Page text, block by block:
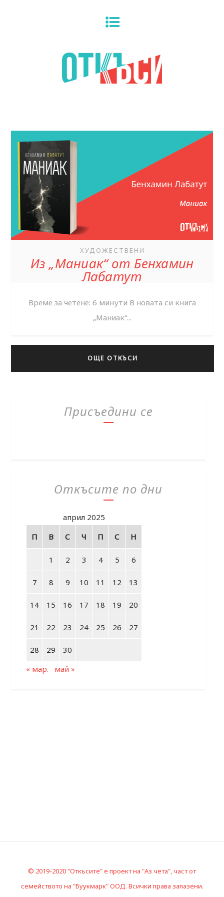
ХУДОЖЕСТВЕНИ
Из „Маниак“ от Бенхамин
Лабатут
Време за четене: 6 минути В новата си книга
„Маниак“...
ОЩЕ ОТКЪСИ
Присъедини се
Откъсите по дни
април 2025
П
В С Ч П С Н
1 2 3 4 5 6
7 8 9 10 11 12 13
14 15 16 17 18 19 20
21 22 23 24 25 26 27
28 29
30
« мар.
май »
© 2019-2020 "Откъсите" е проект на "Аз чета", част от
семейството на "Буукмарк" ООД. Всички права запазени.